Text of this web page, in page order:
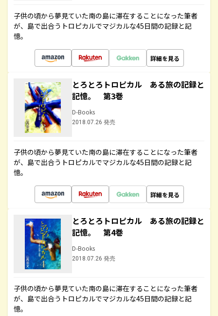
子供の頃から夢見ていた南の島に滞在することになった筆者
が、島で出合うトロピカルでマジカルな45日間の記録と記
憶。
詳細を見る
とろとろトロピカル ある旅の記録と
記憶。 第3巻
D-Books
2018.07.26 発売
子供の頃から夢見ていた南の島に滞在することになった筆者
が、島で出合うトロピカルでマジカルな45日間の記録と記
憶。
詳細を見る
とろとろトロピカル ある旅の記録と
記憶。 第4巻
D-Books
2018.07.26 発売
子供の頃から夢見ていた南の島に滞在することになった筆者
が、島で出合うトロピカルでマジカルな45日間の記録と記
憶。